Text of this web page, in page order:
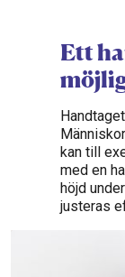
Ett
kan till
med en
höjd
justeras